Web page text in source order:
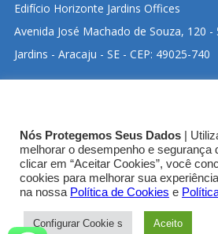
Edifício Horizonte Jardins Offices
Avenida José Machado de Souza, 120 -
Jardins - Aracaju - SE - CEP: 49025-740
GOOGLE MAPS:
SEDE CRT-03
Nós Protegemos Seus Dados |
melhorar o desempenho e segurança
clicar em “Aceitar Cookies”, você
cookies para melhorar sua
na nossa Política de Cookies e
Configurar Cookie s Aceito